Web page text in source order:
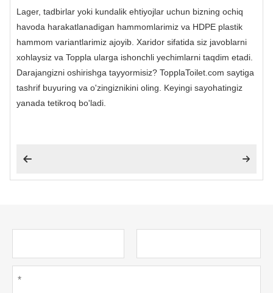
Lager, tadbirlar yoki kundalik ehtiyojlar uchun bizning ochiq
havoda harakatlanadigan hammomlarimiz va HDPE plastik
hammom variantlarimiz ajoyib. Xaridor sifatida siz javoblarni
xohlaysiz va Toppla ularga ishonchli yechimlarni taqdim etadi.
Darajangizni oshirishga tayyormisiz? TopplaToilet.com saytiga
tashrif buyuring va o'zingiznikini oling. Keyingi sayohatingiz
yanada tetikroq bo'ladi.
 